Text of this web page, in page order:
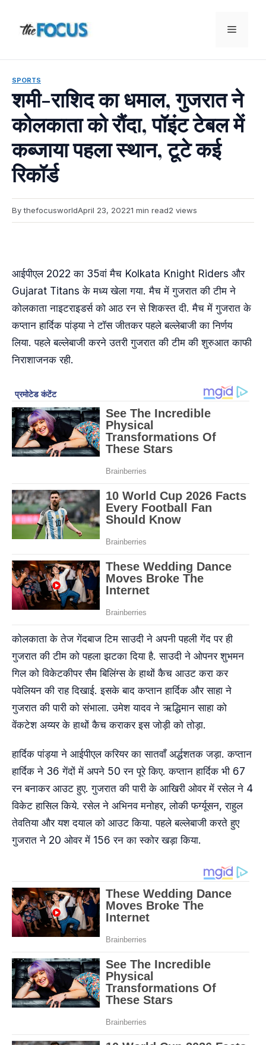
content
Menu
SPORTS
शमी-राशिद का धमाल, गुजरात ने
कोलकाता को रौंदा, पॉइंट टेबल में
कब्जाया पहला स्थान, टूटे कई
रिकॉर्ड
By thefocusworldApril 23, 20221 min read2 views
आईपीएल 2022 का 35वां मैच Kolkata Knight Riders और
Gujarat Titans के मध्य खेला गया. मैच में गुजरात की टीम ने
कोलकाता नाइटराइडर्स को आठ रन से शिकस्त दी. मैच में गुजरात के
कप्तान हार्दिक पांड्या ने टॉस जीतकर पहले बल्लेबाजी का निर्णय
लिया. पहले बल्लेबाजी करने उतरी गुजरात की टीम की शुरुआत काफी
निराशाजनक रही.
कोलकाता के तेज गेंदबाज टिम साउदी ने अपनी पहली गेंद पर ही
गुजरात की टीम को पहला झटका दिया है. साउदी ने ओपनर शुभमन
गिल को विकेटकीपर सैम बिलिंग्स के हाथों कैच आउट करा कर
पवेलियन की राह दिखाई. इसके बाद कप्तान हार्दिक और साहा ने
गुजरात की पारी को संभाला. उमेश यादव ने ऋद्धिमान साहा को
वेंकटेश अय्यर के हाथों कैच कराकर इस जोड़ी को तोड़ा.
हार्दिक पांड्या ने आईपीएल करियर का सातवाँ अर्द्धशतक जड़ा. कप्तान
हार्दिक ने 36 गेंदों में अपने 50 रन पूरे किए. कप्तान हार्दिक भी 67
रन बनाकर आउट हुए. गुजरात की पारी के आखिरी ओवर में रसेल ने 4
विकेट हासिल किये. रसेल ने अभिनव मनोहर, लोकी फर्ग्यूसन, राहुल
तेवतिया और यश दयाल को आउट किया. पहले बल्लेबाजी करते हुए
गुजरात ने 20 ओवर में 156 रन का स्कोर खड़ा किया.